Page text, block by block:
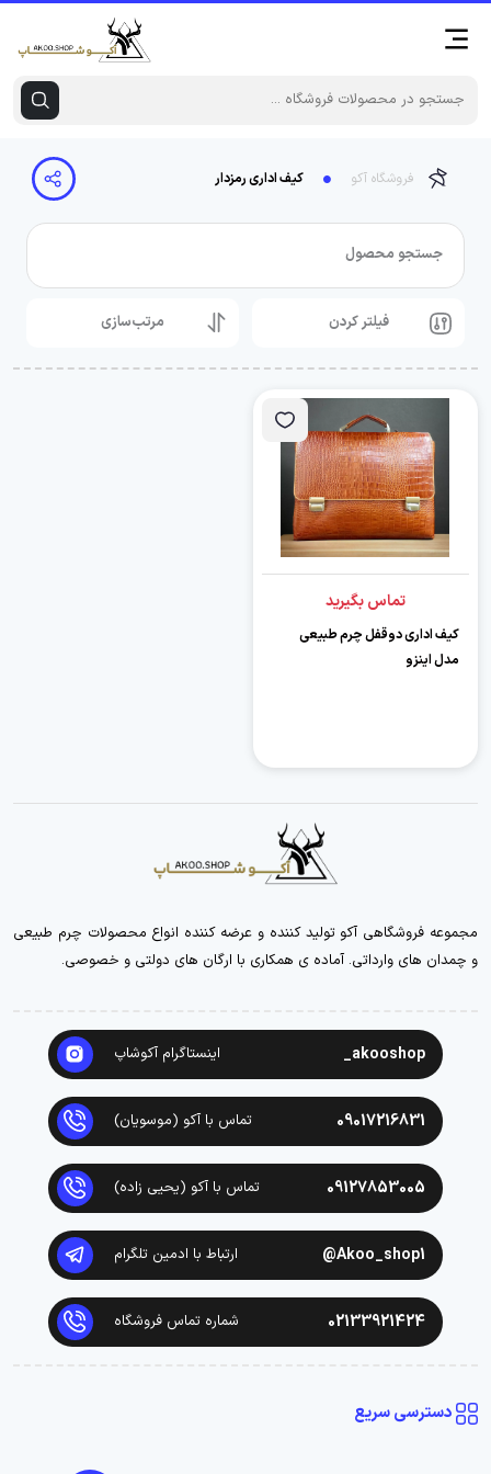
فروشگاه آکو کیف اداری رمزدار
جستجو محصول
فیلتر کردن مرتب‌سازی
تماس بگیرید
کیف اداری دوقفل چرم طبیعی
مدل اینزو
مجموعه فروشگاهی آکو تولید کننده و عرضه کننده انواع محصولات چرم طبیعی
و چمدان های وارداتی. آماده ی همکاری با ارگان های دولتی و خصوصی.
akooshop_ اینستاگرام آکوشاپ
09017216831 تماس با آکو (موسویان)
09127853005 تماس با آکو (یحیی زاده)
Akoo_shop1@ ارتباط با ادمین تلگرام
02133921424 شماره تماس فروشگاه
دسترسی سریع